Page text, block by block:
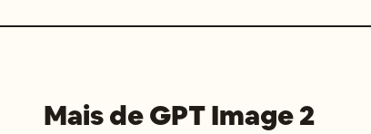
Mais de GPT Image 2